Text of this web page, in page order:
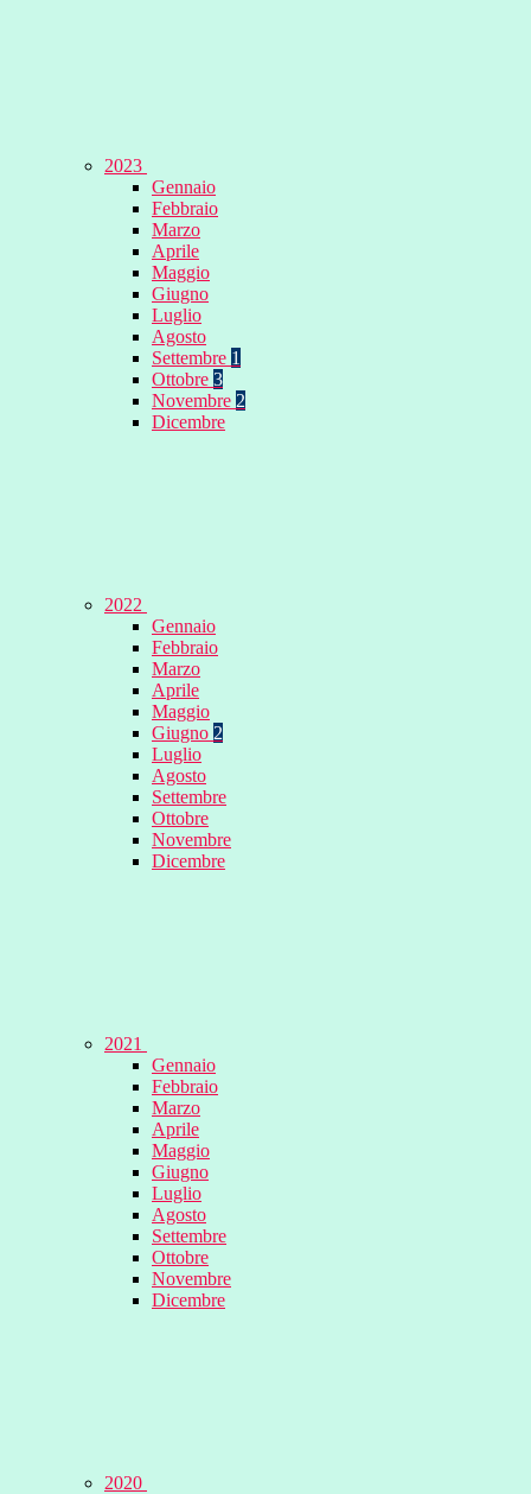
2023
Gennaio
Febbraio
Marzo
Aprile
Maggio
Giugno
Luglio
Agosto
Settembre 1
Ottobre 3
Novembre 2
Dicembre
2022
Gennaio
Febbraio
Marzo
Aprile
Maggio
Giugno 2
Luglio
Agosto
Settembre
Ottobre
Novembre
Dicembre
2021
Gennaio
Febbraio
Marzo
Aprile
Maggio
Giugno
Luglio
Agosto
Settembre
Ottobre
Novembre
Dicembre
2020